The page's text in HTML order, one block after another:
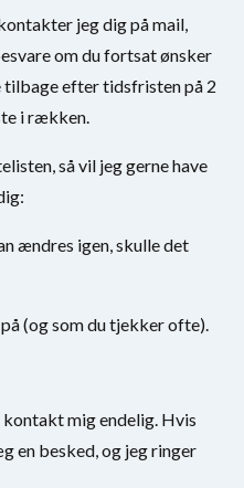
jeg dig på mail,
om du fortsat ønsker
tilbage efter tidsfristen på 2
i rækken.
så vil jeg gerne have
ændres igen, skulle det
(og som du tjekker ofte).
kontakt mig endelig. Hvis
en besked, og jeg ringer